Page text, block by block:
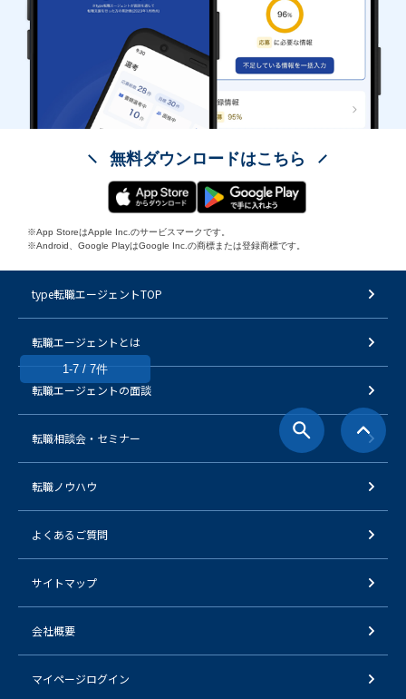
1-7 / 7件
無料ダウンロードはこちら
※App StoreはApple Inc.のサービスマークです。
※Android、Google PlayはGoogle Inc.の商標または登録商標です。
type転職エージェントTOP
転職エージェントとは
転職エージェントの面談
転職相談会・セミナー
転職ノウハウ
よくあるご質問
サイトマップ
会社概要
マイページログイン